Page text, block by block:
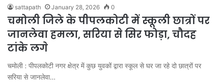
sattapath January 28, 2026 0
चमोली जिले के पीपलकोटी में स्कूली छात्रों पर
जानलेवा हमला, सरिया से सिर फोड़ा, चौदह
टांके लगे
चमोली : पीपलकोटी नगर क्षेत्र में कुछ युवकों द्वारा स्कूल से घर जा रहे दो छात्रों पर
सरिया से जानलेवा…